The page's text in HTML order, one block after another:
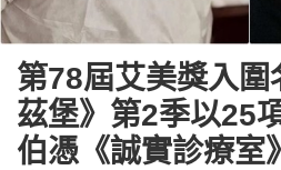
第78屆艾美獎入圍
茲堡》第2季以25
伯憑《誠實診療室